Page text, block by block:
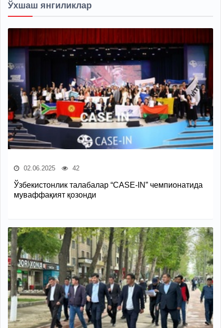
Ўхшаш янгиликлар
02.06.2025 42
Ўзбекистонлик талабалар “CASE-IN” чемпионатида
муваффақият қозонди